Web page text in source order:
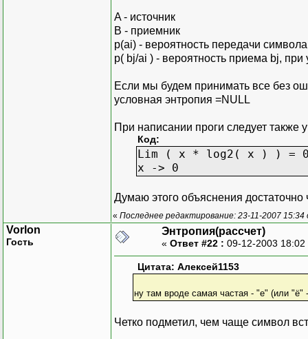
}
A - источник
B - приемник
p(ai) - вероятность передачи
p( bj/ai ) - вероятность приема bj, при
Если мы будем принимать все без
условная энтропия =NULL
При написании проги следует также
Код:
Lim ( x * log2( x ) ) =
x -> 0
Думаю этого объяснения
« Последнее редактирование: 23-11-2007 15:34
Vorlon
Гость
Энтропия(рассчет)
« Ответ #22 : 09-12-2003
Цитата: Алексей1153
ну там вроде самая частая - "е" (или
Четко подметил, чем чаще символ